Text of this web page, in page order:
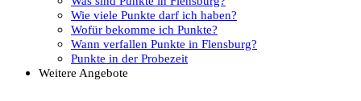
Wie viele Punkte darf ich haben?
Wofür bekomme ich Punkte?
Wann verfallen Punkte in Flensburg?
Punkte in der Probezeit
Weitere Angebote